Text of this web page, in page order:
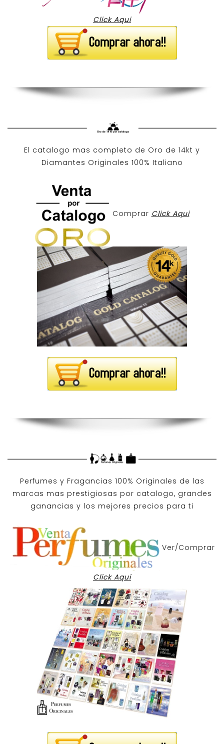
Click Aqui
El catalogo mas completo de Oro de 14kt y
Diamantes Originales 100% Italiano
Comprar Click Aqui
Perfumes y Fragancias 100% Originales de las
marcas mas prestigiosas por catalogo, grandes
ganancias y los mejores precios para ti
Ver/Comprar
Click Aqui